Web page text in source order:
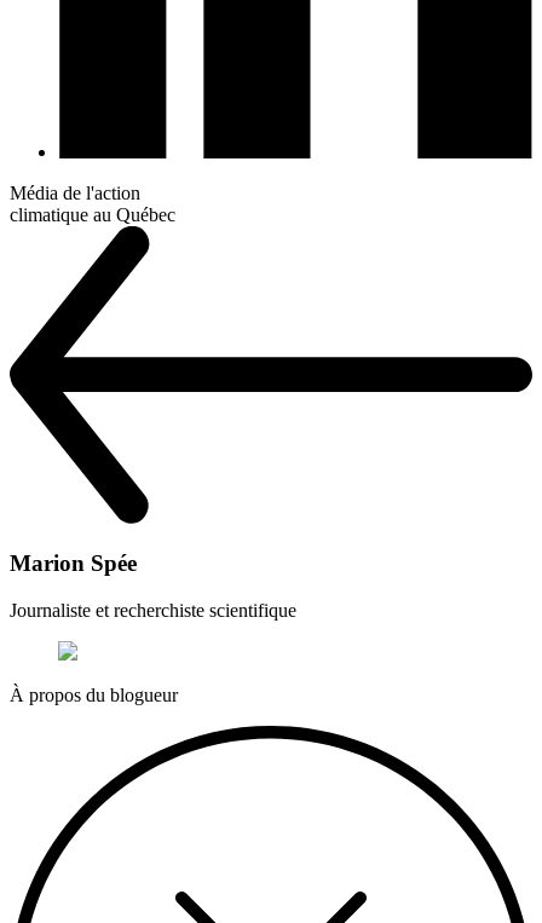
Média de l'action
climatique au Québec
Marion Spée
Journaliste et recherchiste scientifique
À propos du blogueur